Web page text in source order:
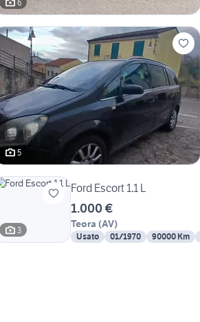
6
5
3
Ford Escort 1.1 L
1.000 €
Teora (AV)
Usato 01/1970 90000 Km